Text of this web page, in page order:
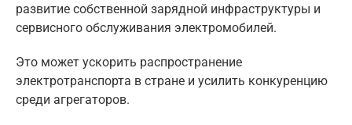
развитие собственной зарядной инфраструктуры и
сервисного обслуживания электромобилей.
Это может ускорить распространение
электротранспорта в стране и усилить конкуренцию
среди агрегаторов.